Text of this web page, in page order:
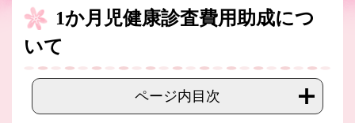
本
1か月児健康診査費用助成につ
いて
ページ内目次